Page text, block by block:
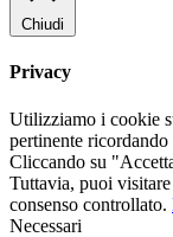
Chiudi
Privacy
Utilizziamo i cookie
pertinente
Cliccando su
Tuttavia, puoi
consenso controllato.
Necessari